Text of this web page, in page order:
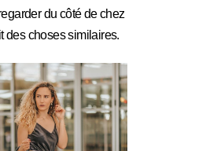
du côté de chez
des choses similaires.